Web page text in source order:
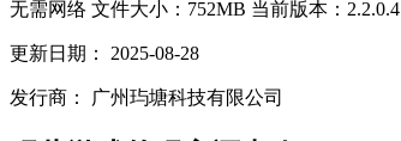
无需网络 文件大小：752MB 当前版本：2.2.0.4
更新日期： 2025-08-28
发行商： 广州玙塘科技有限公司